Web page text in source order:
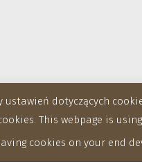
dotyczących
This webpage is
cookies on your end